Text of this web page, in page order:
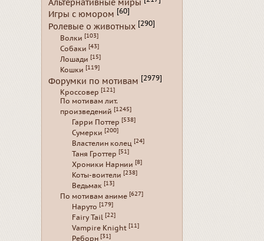
Альтернативные миры
Игры с юмором [60]
Ролевые о животных [290]
Волки [103]
Собаки [43]
Лошади [15]
Кошки [119]
Форумки по мотивам [2979]
Кроссовер [121]
По мотивам лит.
произведений [1245]
Гарри Поттер [538]
Сумерки [200]
Властелин колец [24]
Таня Гроттер [51]
Хроники Нарнии [8]
Коты-воители [238]
Ведьмак [13]
По мотивам аниме [627]
Наруто [179]
Fairy Tail [22]
Vampire Knight [11]
Реборн [31]